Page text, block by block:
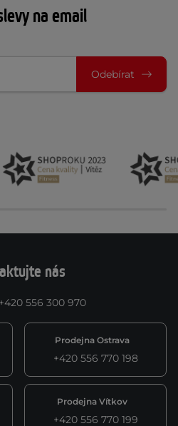
na email
Odebírat
nás
+420 556 300 970
Prodejna Ostrava
+420 556 770 198
Prodejna Vítkov
+420 556 770 199